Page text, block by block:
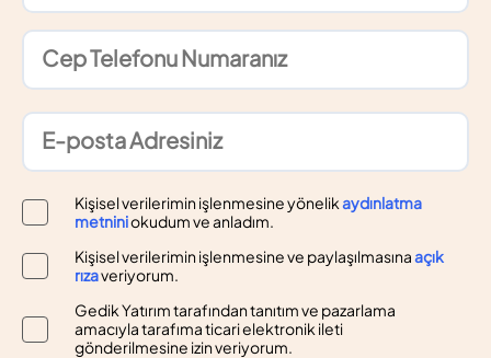
Kişisel verilerimin işlenmesine yönelikaydınlatma
metniniokudum ve anladım.
Kişisel verilerimin işlenmesine ve paylaşılmasınaaçık
rızaveriyorum.
Gedik Yatırım tarafından tanıtım ve pazarlama
amacıyla tarafıma ticari elektronik ileti
gönderilmesine izin veriyorum.